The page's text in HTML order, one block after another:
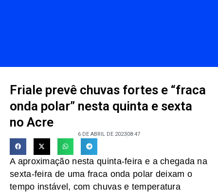
Friale prevê chuvas fortes e “fraca
onda polar” nesta quinta e sexta
no Acre
6 DE ABRIL DE 202308:47
A aproximação nesta quinta-feira e a chegada na
sexta-feira de uma fraca onda polar deixam o
tempo instável, com chuvas e temperatura